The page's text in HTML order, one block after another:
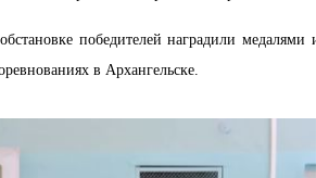
победителей наградили
в Архангельске.